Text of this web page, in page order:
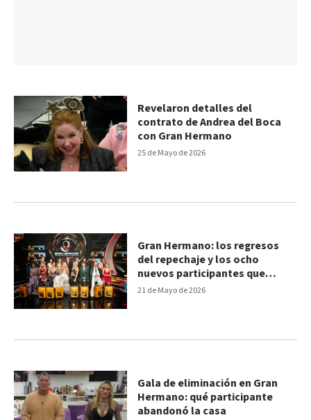
25 de Mayo de 2026
Revelaron detalles del
contrato de Andrea del Boca
con Gran Hermano
21 de Mayo de 2026
Gran Hermano: los regresos
del repechaje y los ocho
nuevos participantes que
ingresaron a la casa
Gala de eliminación en Gran
Hermano: qué participante
abandonó la casa